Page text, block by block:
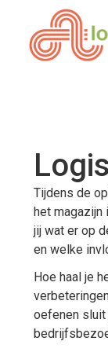
Tijdens de
het
jij wat er op
en welke
Hoe haal je
oefenen